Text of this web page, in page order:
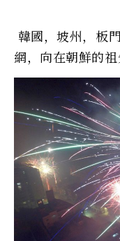
韓國，坡州，板
網，向在朝鮮的祖